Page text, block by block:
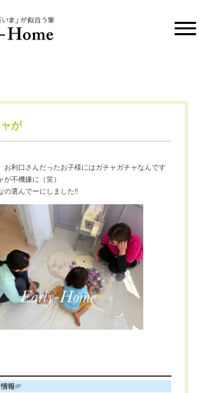
が
お利口さんだったお子様にはガチャガチャなんです
が不機嫌に（笑）
の選んでーにしました‼️
報🌱